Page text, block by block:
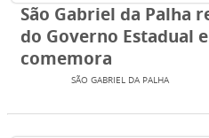
São Gabriel da Palha
do Governo Estadual
comemora
SÃO GABRIEL DA PALHA